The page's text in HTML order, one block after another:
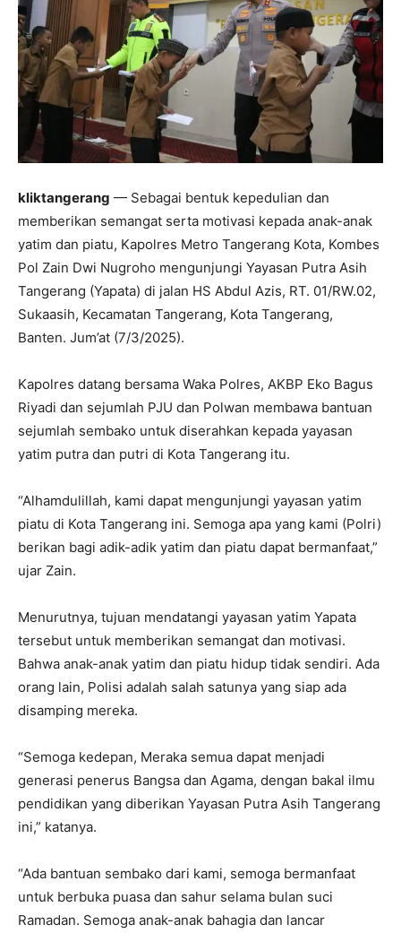
kliktangerang — Sebagai bentuk kepedulian dan
memberikan semangat serta motivasi kepada anak-anak
yatim dan piatu, Kapolres Metro Tangerang Kota, Kombes
Pol Zain Dwi Nugroho mengunjungi Yayasan Putra Asih
Tangerang (Yapata) di jalan HS Abdul Azis, RT. 01/RW.02,
Sukaasih, Kecamatan Tangerang, Kota Tangerang,
Banten. Jum’at (7/3/2025).
Kapolres datang bersama Waka Polres, AKBP Eko Bagus
Riyadi dan sejumlah PJU dan Polwan membawa bantuan
sejumlah sembako untuk diserahkan kepada yayasan
yatim putra dan putri di Kota Tangerang itu.
“Alhamdulillah, kami dapat mengunjungi yayasan yatim
piatu di Kota Tangerang ini. Semoga apa yang kami (Polri)
berikan bagi adik-adik yatim dan piatu dapat bermanfaat,”
ujar Zain.
Menurutnya, tujuan mendatangi yayasan yatim Yapata
tersebut untuk memberikan semangat dan motivasi.
Bahwa anak-anak yatim dan piatu hidup tidak sendiri. Ada
orang lain, Polisi adalah salah satunya yang siap ada
disamping mereka.
“Semoga kedepan, Meraka semua dapat menjadi
generasi penerus Bangsa dan Agama, dengan bakal ilmu
pendidikan yang diberikan Yayasan Putra Asih Tangerang
ini,” katanya.
“Ada bantuan sembako dari kami, semoga bermanfaat
untuk berbuka puasa dan sahur selama bulan suci
Ramadan. Semoga anak-anak bahagia dan lancar